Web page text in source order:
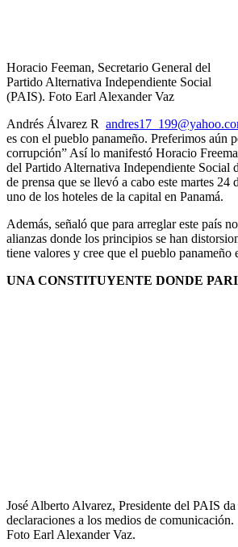
Horacio Feeman, Secretario General del
Partido Alternativa Independiente Social
(PAIS). Foto Earl Alexander Vaz
Andrés Álvarez R
es con el pueblo panameño. Preferimos aún
corrupción” Así lo manifestó Horacio
del Partido Alternativa Independiente Social
de prensa que se llevó a cabo este martes 24
uno de los hoteles de la capital en Panamá.
Además, señaló que para arreglar este país
alianzas donde los principios se han
tiene valores y cree que el pueblo panameño
UNA CONSTITUYENTE DONDE
José Alberto Alvarez, Presidente del PAIS da
declaraciones a los medios de comunicación.
Foto Earl Alexander Vaz.